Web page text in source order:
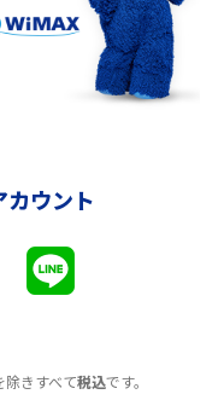
び方は？メリット・デメリ
・デメリットを解説
デメリットや選び方を解説
カウント
きすべて税込です。